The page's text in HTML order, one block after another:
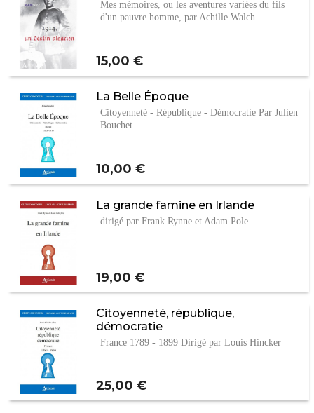
Mes mémoires, ou les aventures variées du fils
d'un pauvre homme, par Achille Walch
Prix
15,00 €
La Belle Époque
Citoyenneté - République - Démocratie Par Julien
Bouchet
Prix
10,00 €
La grande famine en Irlande
dirigé par Frank Rynne et Adam Pole
Prix
19,00 €
Citoyenneté, république,
démocratie
France 1789 - 1899 Dirigé par Louis Hincker
Prix
25,00 €